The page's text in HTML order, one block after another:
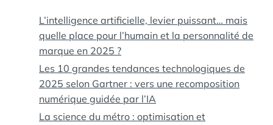
L’intelligence artificielle, levier puissant… mais
quelle place pour l’humain et la personnalité de
marque en 2025 ?
Les 10 grandes tendances technologiques de
2025 selon Gartner : vers une recomposition
numérique guidée par l’IA
La science du métro : optimisation et